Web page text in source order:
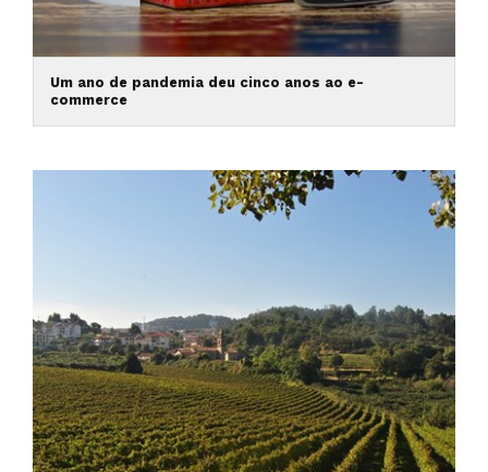
Um ano de pandemia deu cinco anos ao e-
commerce